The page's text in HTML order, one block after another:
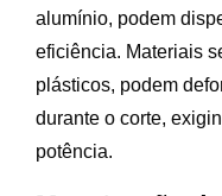
alumínio, podem
eficiência. Materiais
plásticos, podem
durante o corte,
potência.